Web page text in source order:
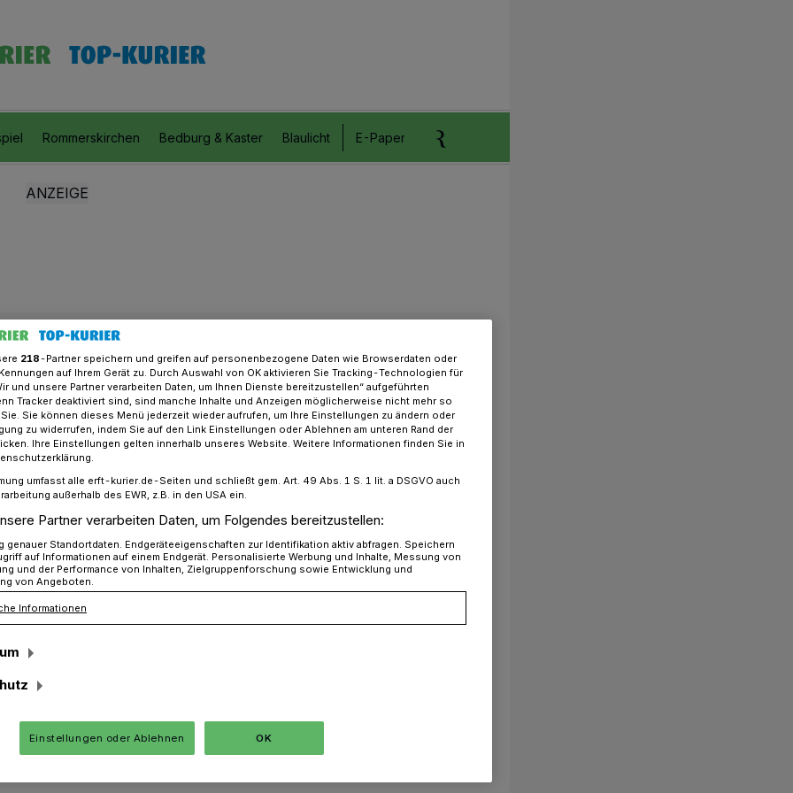
Rommerskirchen Bedburg & Kaster Blaulicht E-Paper Anzeigen aufgeben
Eltern im Rhein-Kreis: Zeugnistelefon
Erft und Gillbach bekommen am
Der „Schulpsychologische Dienst“
an diesem Tag eine telefonische
Zeugnis an.
218-Partner speichern und greifen auf personenbezogene Daten wie Browserdaten oder
auf Ihrem Gerät zu. Durch Auswahl von OK aktivieren Sie Tracking-Technologien für
und unsere Partner verarbeiten Daten, um Ihnen Dienste bereitzustellen“ aufgeführten
Tracker deaktiviert sind, sind manche Inhalte und Anzeigen möglicherweise nicht mehr so
Sie können dieses Menü jederzeit wieder aufrufen, um Ihre Einstellungen zu ändern oder
zu widerrufen, indem Sie auf den Link Einstellungen oder Ablehnen am unteren Rand der
Ihre Einstellungen gelten innerhalb unseres Website. Weitere Informationen finden Sie in
umfasst alle erft-kurier.de-Seiten und schließt gem. Art. 49 Abs. 1 S. 1 lit. a DSGVO auch
außerhalb des EWR, z.B. in den USA ein.
Partner verarbeiten Daten, um Folgendes bereitzustellen:
genauer Standortdaten. Endgeräteeigenschaften zur Identifikation aktiv abfragen. Speichern
auf Informationen auf einem Endgerät. Personalisierte Werbung und Inhalte, Messung von
und der Performance von Inhalten, Zielgruppenforschung sowie Entwicklung und
von Angeboten.
Informationen
Einstellungen oder Ablehnen OK